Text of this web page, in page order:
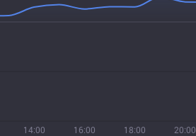
14:00 16:00 18:00 20:00